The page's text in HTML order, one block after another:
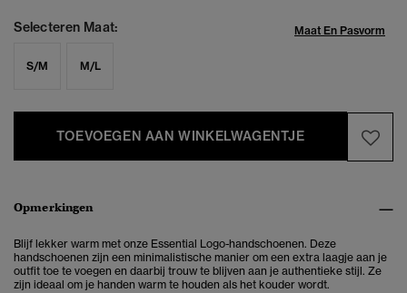
Selecteren Maat: Maat En Pasvorm
S/M M/L
TOEVOEGEN AAN WINKELWAGENTJE
Opmerkingen
Blijf lekker warm met onze Essential Logo-handschoenen. Deze
handschoenen zijn een minimalistische manier om een extra laagje aan je
outfit toe te voegen en daarbij trouw te blijven aan je authentieke stijl. Ze
zijn ideaal om je handen warm te houden als het kouder wordt.